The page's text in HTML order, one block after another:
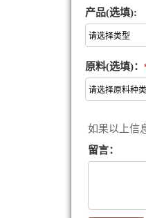
产品(选填):
原料(选填)：
如果以上信
留言：